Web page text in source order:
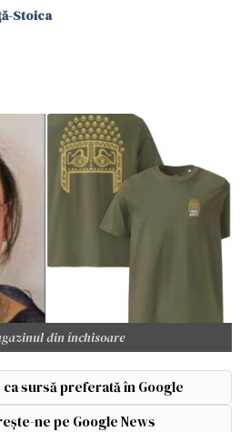
Stoica
din închisoare
ca sursă preferată în Google
ne pe Google News